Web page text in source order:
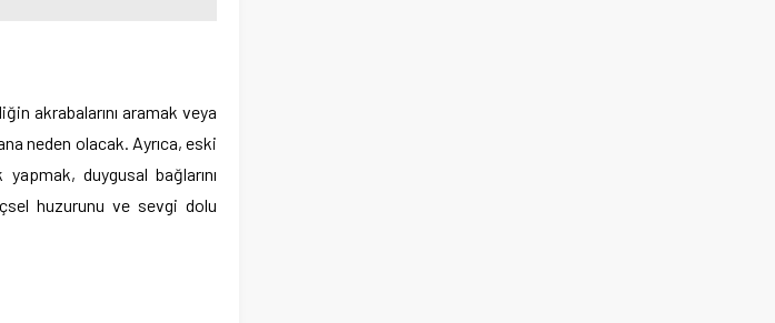
akrabalarını aramak veya
neden olacak. Ayrıca, eski
duygusal bağlarını
huzurunu ve sevgi dolu